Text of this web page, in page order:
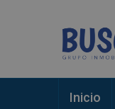
Inicio